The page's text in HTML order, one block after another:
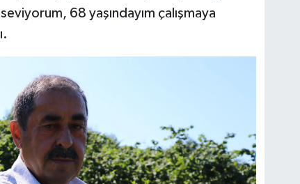
68 yaşındayım çalışmaya